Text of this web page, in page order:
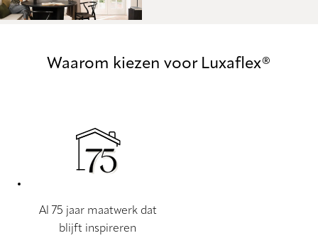
Waarom kiezen voor Luxaflex®
Al 75 jaar maatwerk dat
blijft inspireren